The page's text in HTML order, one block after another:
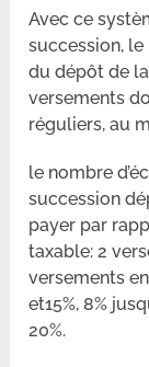
Avec ce
succession,
du dépôt de
versements
réguliers, au
le nombre
succession
payer par
taxable: 2
versements
et15%, 8%
20%.